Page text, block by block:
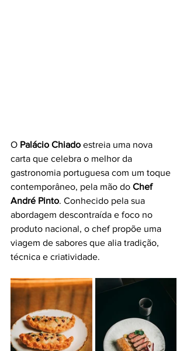
O Palácio Chiado estreia uma nova
carta que celebra o melhor da
gastronomia portuguesa com um toque
contemporâneo, pela mão do Chef
André Pinto. Conhecido pela sua
abordagem descontraída e foco no
produto nacional, o chef propõe uma
viagem de sabores que alia tradição,
técnica e criatividade.